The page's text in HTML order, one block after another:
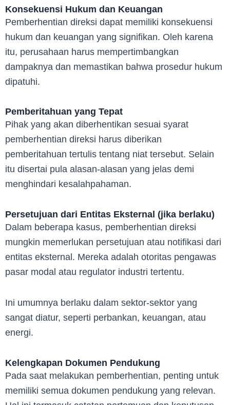
Konsekuensi Hukum dan Keuangan
Pemberhentian direksi dapat memiliki konsekuensi
hukum dan keuangan yang signifikan. Oleh karena
itu, perusahaan harus mempertimbangkan
dampaknya dan memastikan bahwa prosedur hukum
dipatuhi.
Pemberitahuan yang Tepat
Pihak yang akan diberhentikan sesuai syarat
pemberhentian direksi harus diberikan
pemberitahuan tertulis tentang niat tersebut. Selain
itu disertai pula alasan-alasan yang jelas demi
menghindari kesalahpahaman.
Persetujuan dari Entitas Eksternal (jika berlaku)
Dalam beberapa kasus, pemberhentian direksi
mungkin memerlukan persetujuan atau notifikasi dari
entitas eksternal. Mereka adalah otoritas pengawas
pasar modal atau regulator industri tertentu.
Ini umumnya berlaku dalam sektor-sektor yang
sangat diatur, seperti perbankan, keuangan, atau
energi.
Kelengkapan Dokumen Pendukung
Pada saat melakukan pemberhentian, penting untuk
memiliki semua dokumen pendukung yang relevan.